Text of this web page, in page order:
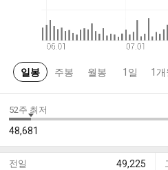
일봉 주봉 월봉 1일 1개
52주 최저
48,681
전일 49,225